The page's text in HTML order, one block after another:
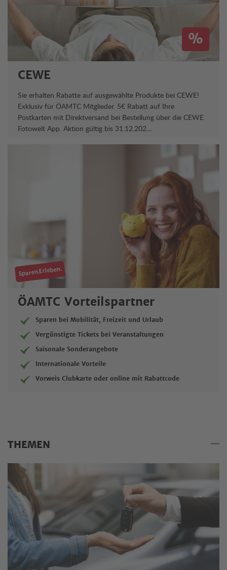
%
CEWE
Sie erhalten Rabatte auf ausgewählte Produkte bei CEWE!
Exklusiv für ÖAMTC Mitglieder. 5€ Rabatt auf Ihre
Postkarten mit Direktversand bei Bestellung über die CEWE
Fotowelt App. Aktion gültig bis 31.12.202…
Sparen.Erleben.
ÖAMTC Vorteilspartner
Sparen bei Mobilität, Freizeit und Urlaub
Vergünstigte Tickets bei Veranstaltungen
Saisonale Sonderangebote
Internationale Vorteile
Vorweis Clubkarte oder online mit Rabattcode
THEMEN
Themen